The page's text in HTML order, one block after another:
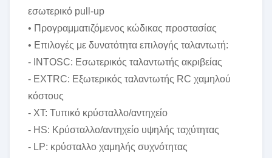
εσωτερικό pull-up
• Προγραμματιζόμενος κώδικας προστασίας
• Επιλογές με δυνατότητα επιλογής ταλαντωτή:
- INTOSC: Εσωτερικός ταλαντωτής ακριβείας
- EXTRC: Εξωτερικός ταλαντωτής RC χαμηλού
κόστους
- XT: Τυπικό κρύσταλλο/αντηχείο
- HS: Κρύσταλλο/αντηχείο υψηλής ταχύτητας
- LP: κρύσταλλο χαμηλής συχνότητας